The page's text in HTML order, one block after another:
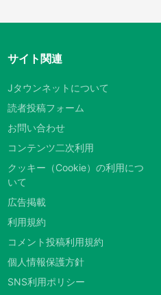
サイト関連
Jタウンネットについて
読者投稿フォーム
お問い合わせ
コンテンツ二次利用
クッキー（Cookie）の利用につ
いて
広告掲載
利用規約
コメント投稿利用規約
個人情報保護方針
SNS利用ポリシー